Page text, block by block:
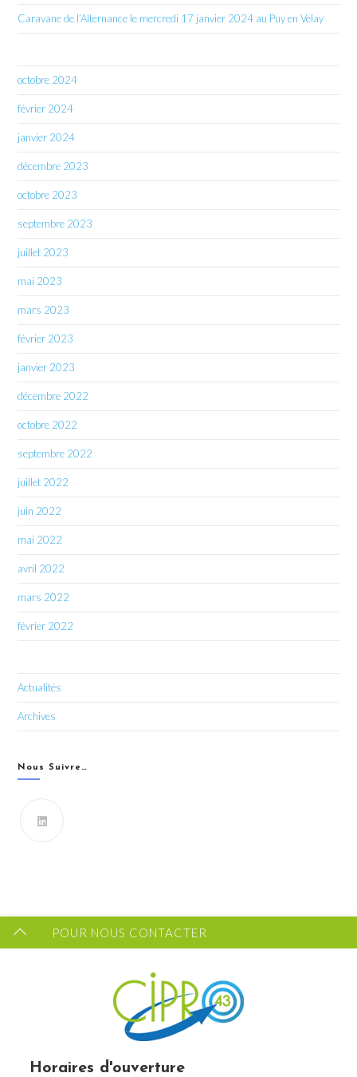
Caravane de l’Alternance le mercredi 17 janvier 2024 au Puy en Velay
octobre 2024
février 2024
janvier 2024
décembre 2023
octobre 2023
septembre 2023
juillet 2023
mai 2023
mars 2023
février 2023
janvier 2023
décembre 2022
octobre 2022
septembre 2022
juillet 2022
juin 2022
mai 2022
avril 2022
mars 2022
février 2022
Actualités
Archives
Nous Suivre…
Vous souhaitez recevoir les dernières infos du CIPRO
POUR NOUS CONTACTER
Horaires d'ouverture